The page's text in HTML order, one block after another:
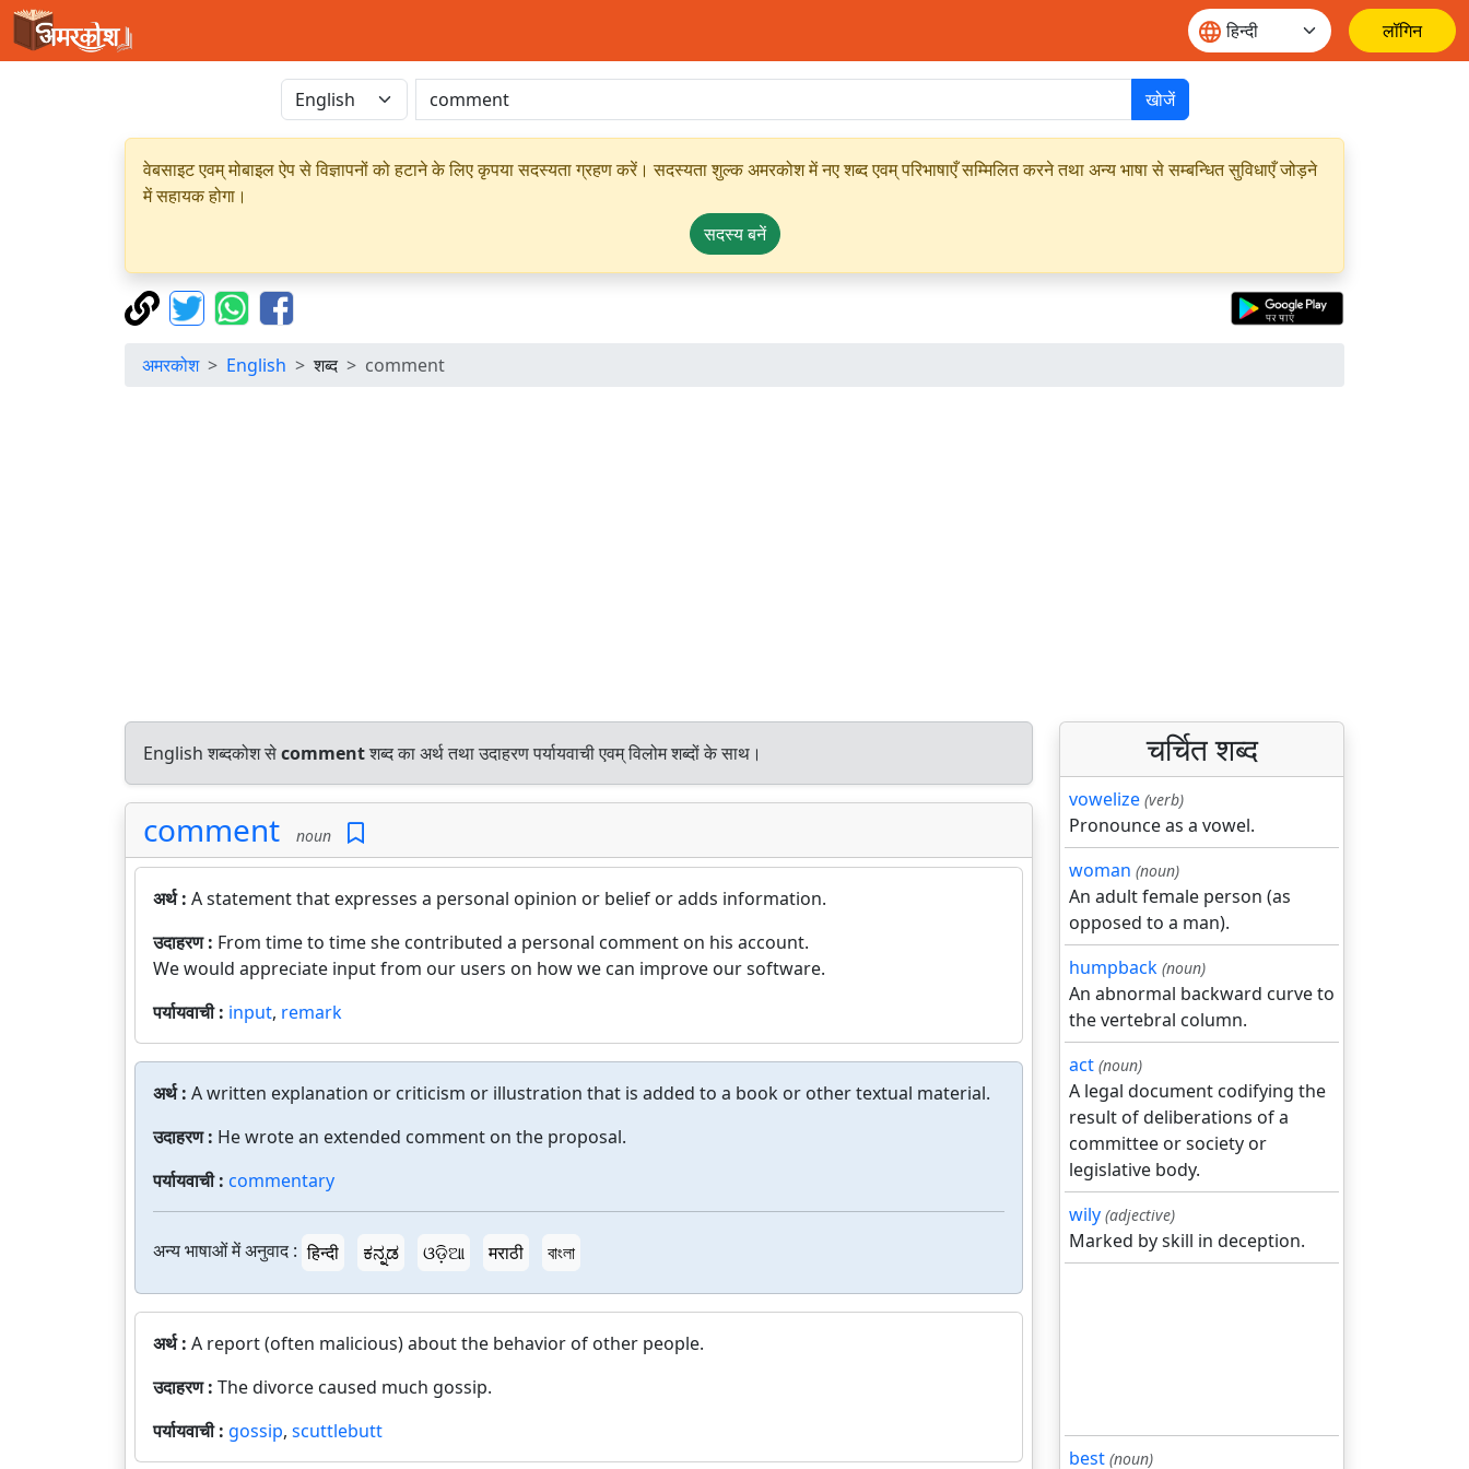
लॉगिन
खोजें
वेबसाइट एवम् मोबाइल ऐप से विज्ञापनों को हटाने के लिए कृपया सदस्यता ग्रहण करें। सदस्यता शुल्क अमरकोश में नए शब्द एवम् परिभाषाएँ सम्मिलित करने तथा अन्य भाषा से सम्बन्धित सुविधाएँ जोड़ने
में सहायक होगा।
सदस्य बनें
अमरकोश English शब्द comment
English शब्दकोश सेcommentशब्द का अर्थ तथा उदाहरण पर्यायवाची एवम् विलोम शब्दों के साथ।
comment noun
अर्थ : A statement that expresses a personal opinion or belief or adds information.
उदाहरण : From time to time she contributed a personal comment on his account.
We would appreciate input from our users on how we can improve our software.
पर्यायवाची : input, remark
अर्थ : A written explanation or criticism or illustration that is added to a book or other textual material.
उदाहरण : He wrote an extended comment on the proposal.
पर्यायवाची : commentary
अन्य भाषाओं में अनुवाद : हिन्दी ಕನ್ನಡ ଓଡ଼ିଆ मराठी বাংলা
अर्थ : A report (often malicious) about the behavior of other people.
उदाहरण : The divorce caused much gossip.
पर्यायवाची : gossip, scuttlebutt
चर्चित शब्द
vowelize (verb)
Pronounce as a vowel.
woman (noun)
An adult female person (as
opposed to a man).
humpback (noun)
An abnormal backward curve to
the vertebral column.
act (noun)
A legal document codifying the
result of deliberations of a
committee or society or
legislative body.
wily (adjective)
Marked by skill in deception.
best (noun)